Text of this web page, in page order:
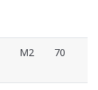
M2 70